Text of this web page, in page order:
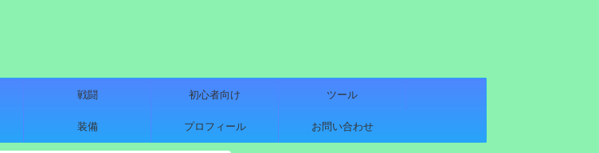
戦闘 初心者向け ツール
装備 プロフィール お問い合わせ